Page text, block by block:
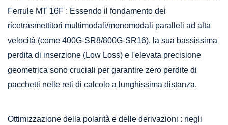
Ferrule MT 16F : Essendo il fondamento dei
ricetrasmettitori multimodali/monomodali paralleli ad alta
velocità (come 400G-SR8/800G-SR16), la sua bassissima
perdita di inserzione (Low Loss) e l'elevata precisione
geometrica sono cruciali per garantire zero perdite di
pacchetti nelle reti di calcolo a lunghissima distanza.
Ottimizzazione della polarità e delle derivazioni : negli